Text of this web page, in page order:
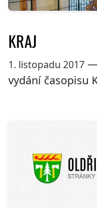
KRAJ
1. listopadu 2017—
vydání časopisu